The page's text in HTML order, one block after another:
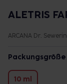
ALETRIS
ARCANA Dr.
Packungsgröße
10 ml